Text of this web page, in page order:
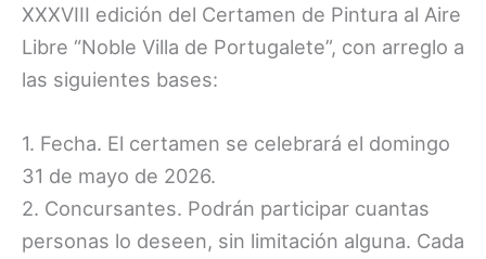
XXXVIII edición del Certamen de Pintura al Aire
Libre “Noble Villa de Portugalete”, con arreglo a
las siguientes bases:
1. Fecha. El certamen se celebrará el domingo
31 de mayo de 2026.
2. Concursantes. Podrán participar cuantas
personas lo deseen, sin limitación alguna. Cada